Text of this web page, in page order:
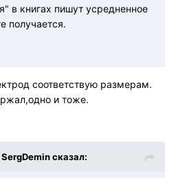
в книгах пишут усредненное
получается.
соответствую размерам.
и тоже.
сказал: